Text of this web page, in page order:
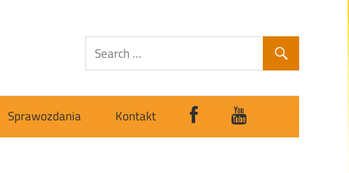
Sprawozdania Kontakt